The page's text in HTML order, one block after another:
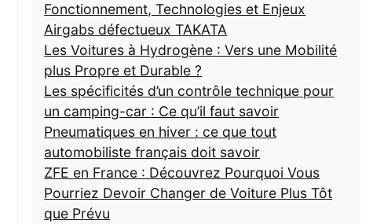
Fonctionnement, Technologies et Enjeux
Airgabs défectueux TAKATA
Les Voitures à Hydrogène : Vers une Mobilité
plus Propre et Durable ?
Les spécificités d’un contrôle technique pour
un camping-car : Ce qu’il faut savoir
Pneumatiques en hiver : ce que tout
automobiliste français doit savoir
ZFE en France : Découvrez Pourquoi Vous
Pourriez Devoir Changer de Voiture Plus Tôt
que Prévu